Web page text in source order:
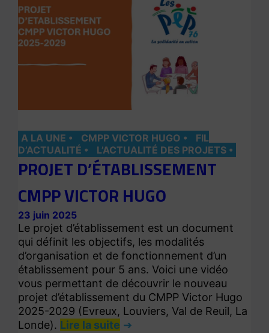
A LA UNE CMPP VICTOR HUGO
FIL
D’ACTUALITÉ
L’ACTUALITÉ DES PROJETS
PROJET D’ÉTABLISSEMENT
CMPP VICTOR HUGO
23 juin 2025
Le projet d’établissement est un document
qui définit les objectifs, les modalités
d’organisation et de fonctionnement d’un
établissement pour 5 ans. Voici une vidéo
vous permettant de découvrir le nouveau
projet d’établissement du CMPP Victor Hugo
2025-2029 (Evreux, Louviers, Val de Reuil, La
Londe). Lire la suite